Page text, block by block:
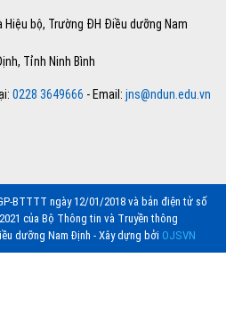
Hiệu bộ, Trường ĐH Điều dưỡng Nam
Tỉnh Ninh Bình
0228 3649666 - Email: jns@ndun.edu.vn
BTTTT ngày 12/01/2018 và bản điện tử số
của Bộ Thông tin và Truyền thông
dưỡng Nam Định - Xây dựng bởi OJSVN